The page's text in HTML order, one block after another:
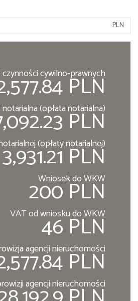
PLN
cywilno-prawnych
PLN
(opłata notarialna)
PLN
(opłaty notarialnej)
3,931.21 PLN
Wniosek do WKW
200 PLN
VAT od wniosku do WKW
46 PLN
agencji nieruchomości
PLN
agencji nieruchomości